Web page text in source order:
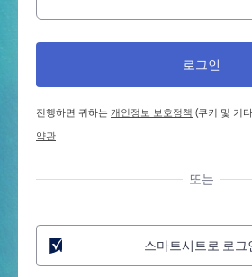
진행하면 귀하는개인정보 보호정책 (쿠키 및 기
약관
또는
스마트시트로 로그